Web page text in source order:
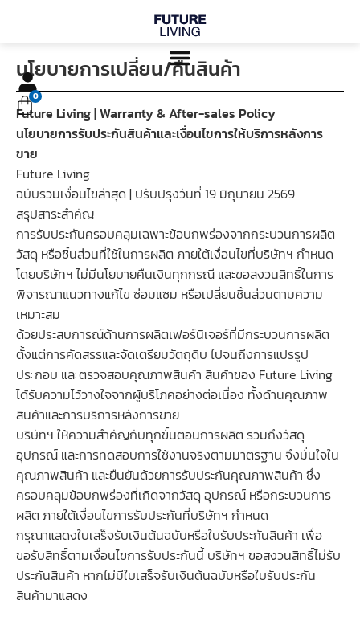
0
Cart
นโยบายการเปลี่ยน/คืนสินค้า
Future Living | Warranty & After-sales Policy
นโยบายการรับประกันสินค้าและเงื่อนไขการให้บริการหลังการ
ขาย
Future Living
ฉบับรวมเงื่อนไขล่าสุด | ปรับปรุงวันที่ 19 มิถุนายน 2569
สรุปสาระสำคัญ
การรับประกันครอบคลุมเฉพาะข้อบกพร่องจากกระบวนการผลิต
วัสดุ หรือชิ้นส่วนที่ใช้ในการผลิต ภายใต้เงื่อนไขที่บริษัทฯ กำหนด
โดยบริษัทฯ ไม่มีนโยบายคืนเงินทุกกรณี และขอสงวนสิทธิ์ในการ
พิจารณาแนวทางแก้ไข ซ่อมแซม หรือเปลี่ยนชิ้นส่วนตามความ
เหมาะสม
ด้วยประสบการณ์ด้านการผลิตเฟอร์นิเจอร์ที่มีกระบวนการผลิต
ตั้งแต่การคัดสรรและจัดเตรียมวัตถุดิบ ไปจนถึงการแปรรูป
ประกอบ และตรวจสอบคุณภาพสินค้า สินค้าของ Future Living
ได้รับความไว้วางใจจากผู้บริโภคอย่างต่อเนื่อง ทั้งด้านคุณภาพ
สินค้าและการบริการหลังการขาย
บริษัทฯ ให้ความสำคัญกับทุกขั้นตอนการผลิต รวมถึงวัสดุ
อุปกรณ์ และการทดสอบการใช้งานจริงตามมาตรฐาน จึงมั่นใจใน
คุณภาพสินค้า และยืนยันด้วยการรับประกันคุณภาพสินค้า ซึ่ง
ครอบคลุมข้อบกพร่องที่เกิดจากวัสดุ อุปกรณ์ หรือกระบวนการ
ผลิต ภายใต้เงื่อนไขการรับประกันที่บริษัทฯ กำหนด
กรุณาแสดงใบเสร็จรับเงินต้นฉบับหรือใบรับประกันสินค้า เพื่อ
ขอรับสิทธิ์ตามเงื่อนไขการรับประกันนี้ บริษัทฯ ขอสงวนสิทธิ์ไม่รับ
ประกันสินค้า หากไม่มีใบเสร็จรับเงินต้นฉบับหรือใบรับประกัน
สินค้ามาแสดง